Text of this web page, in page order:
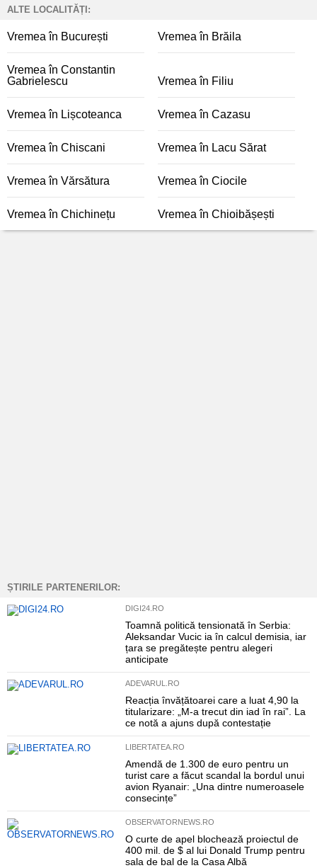
ALTE LOCALITĂȚI:
Vremea în București Vremea în Brăila
Vremea în Constantin
Gabrielescu
Vremea în Filiu
Vremea în Lișcoteanca Vremea în Cazasu
Vremea în Chiscani Vremea în Lacu Sărat
Vremea în Vărsătura Vremea în Ciocile
Vremea în Chichinețu Vremea în Chioibășești
ȘTIRILE PARTENERILOR:
DIGI24.RO
Toamnă politică tensionată în Serbia:
Aleksandar Vucic ia în calcul demisia, iar
țara se pregătește pentru alegeri
anticipate
ADEVARUL.RO
Reacția învățătoarei care a luat 4,90 la
titularizare: „M-a trecut din iad în rai”. La
ce notă a ajuns după contestație
LIBERTATEA.RO
Amendă de 1.300 de euro pentru un
turist care a făcut scandal la bordul unui
avion Ryanair: „Una dintre numeroasele
consecințe”
OBSERVATORNEWS.RO
O curte de apel blochează proiectul de
400 mil. de $ al lui Donald Trump pentru
sala de bal de la Casa Albă